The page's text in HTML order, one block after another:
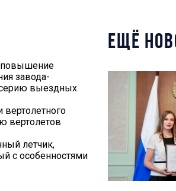
повышение
завода-
серию выездных
вертолетного
вертолетов
летчик,
с особенностями
ЕЩЁ